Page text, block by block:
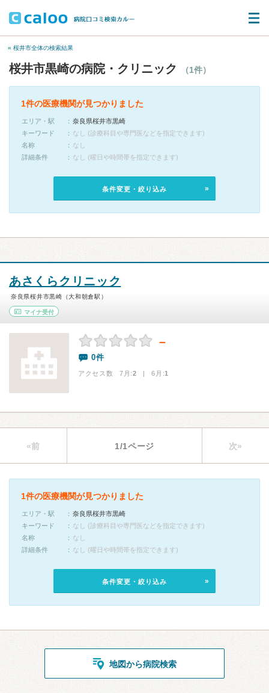
« 桜井市全体の検索結果
桜井市黒崎の病院・クリニック （1件）
1件の医療機関が見つかりました
エリア・駅
奈良県桜井市黒崎
キーワード
なし (診療科目や専門医などを指定できます)
名称
なし
詳細条件
なし (曜日や時間帯を指定できます)
条件変更・絞り込み
あさくらクリニック
奈良県桜井市黒崎（大和朝倉駅）
マイナ受付
－
0件
アクセス数 7月:2 | 6月:1
«前 1/1ページ 次»
1件の医療機関が見つかりました
エリア・駅
奈良県桜井市黒崎
キーワード
なし (診療科目や専門医などを指定できます)
名称
なし
詳細条件
なし (曜日や時間帯を指定できます)
条件変更・絞り込み
地図から病院検索